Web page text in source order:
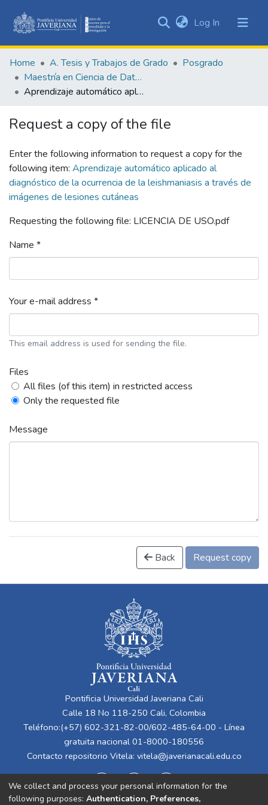
&
Collections
All of DSpace
Statistics
Log In (current)
Home A. Tesis y Trabajos de Grado
Posgrado
Maestría en Ciencia de Datos
Aprendizaje automático aplicado al diagnóstico de la ocurrencia de la leishmaniasis a través de imágenes de lesiones cutáneas
Request a copy of the file
Enter the following information to request a copy for the
following item: Aprendizaje automático aplicado al
diagnóstico de la ocurrencia de la leishmaniasis a través de
imágenes de lesiones cutáneas
Requesting the following file: LICENCIA DE USO.pdf
Name *
Your e-mail address *
This email address is used for sending the file.
Files
All files (of this item) in restricted access
Only the requested file
Message
Back Request copy
Pontificia Universidad Javeriana Cali
Calle 18 No 118-250 Cali, Colombia
Teléfono:(+57) 602-321-82-00/602-485-64-00 - Línea
gratuita nacional 01-8000-180556
Contacto repositorio Vitela: vitela@javerianacali.edu.co
We collect and process your personal information for the
following purposes: Authentication, Preferences,